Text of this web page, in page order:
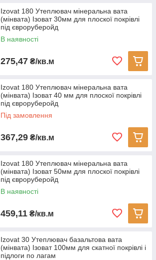
Izovat 180 Утеплювач мінеральна вата
(мінвата) Ізоват 30мм для плоскої покрівлі
під євроруберойд
В наявності
275,47 ₴/кв.м
Izovat 180 Утеплювач мінеральна вата
(мінвата) Ізоват 40 мм для плоскої покрівлі
під євроруберойд
Під замовлення
367,29 ₴/кв.м
Izovat 180 Утеплювач мінеральна вата
(мінвата) Ізоват 50мм для плоскої покрівлі
під євроруберойд
В наявності
459,11 ₴/кв.м
Izovat 30 Утеплювач базальтова вата
(мінвата) Ізоват 100мм для скатної покрівлі і
підлоги по лагам